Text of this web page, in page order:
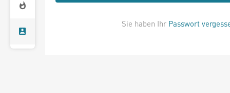
Sie haben Ihr Passwort